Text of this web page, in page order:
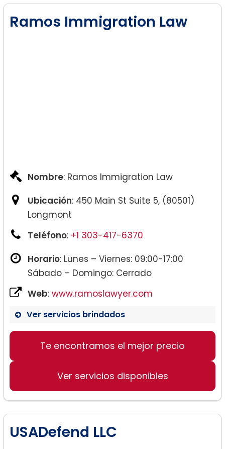
Ramos Immigration Law
Nombre: Ramos Immigration Law
Ubicación: 450 Main St Suite 5, (80501)
Longmont
Teléfono: +1 303-417-6370
Horario: Lunes – Viernes: 09:00-17:00
Sábado – Domingo: Cerrado
Web: www.ramoslawyer.com
Ver servicios brindados
Te encontramos el mejor precio
Ver servicios disponibles
USADefend LLC